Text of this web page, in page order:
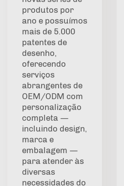
produtos por
ano e possuímos
mais de 5.000
patentes de
desenho,
oferecendo
serviços
abrangentes de
OEM/ODM com
personalização
completa —
incluindo design,
marca e
embalagem —
para atender às
diversas
necessidades do